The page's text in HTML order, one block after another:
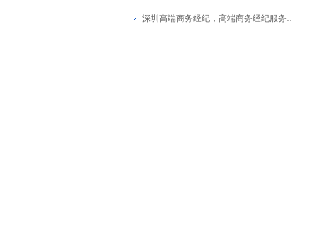
深圳高端商务经纪，高端商务经纪服务，尽享商务待遇！_1